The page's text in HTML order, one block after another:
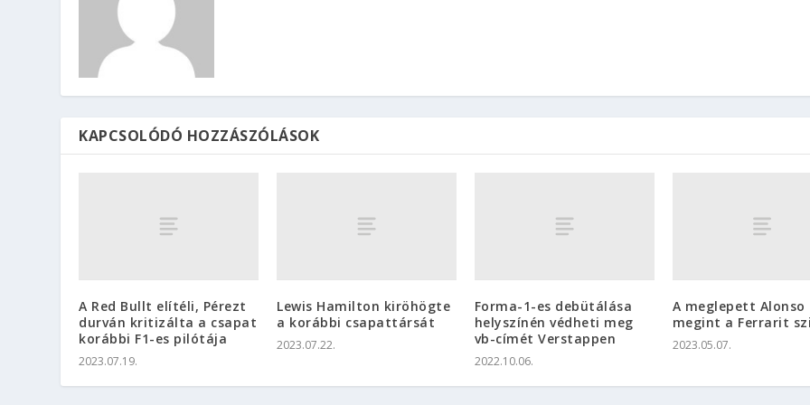
KAPCSOLÓDÓ HOZZÁSZÓLÁSOK
A Red Bullt elítéli, Pérezt
durván kritizálta a csapat
korábbi F1-es pilótája
2023.07.19.
Lewis Hamilton kiröhögte
a korábbi csapattársát
2023.07.22.
Forma-1-es debütálása
helyszínén védheti meg
vb-címét Verstappen
2022.10.06.
A meglepett Alonso
megint a Ferrarit
2023.05.07.